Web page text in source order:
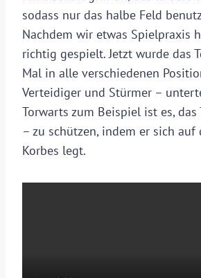
sodass nur das halbe Feld
Nachdem wir etwas Spielpraxis
richtig gespielt. Jetzt wurde das
Mal in alle verschiedenen
Verteidiger und Stürmer –
Torwarts zum Beispiel ist es, das
– zu schützen, indem er sich
Korbes legt.